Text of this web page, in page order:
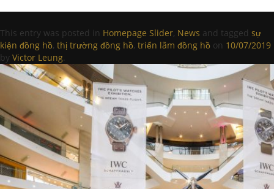
This entry was posted in Homepage Slider, News and tagged sự
kiện đồng hồ, thị trường đồng hồ, triển lãm đồng hồ on 10/07/2019
by Victor Leung.